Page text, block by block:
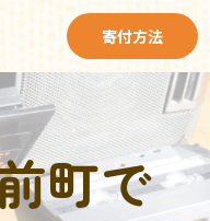
寄付方法
町で